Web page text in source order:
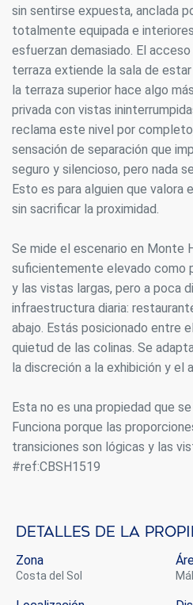
sin sentirse expuesta, anclada
totalmente equipada e
esfuerzan demasiado. El
terraza extiende la sala de
la terraza superior hace algo
privada con vistas
reclama este nivel por
sensación de separación que
seguro y silencioso, pero nada
Esto es para alguien que
sin sacrificar la proximidad.
Se mide el escenario en Monte
suficientemente elevado como
y las vistas largas, pero a poca
infraestructura diaria:
abajo. Estás posicionado entre
quietud de las colinas. Se
la discreción a la exhibición y el
Esta no es una propiedad que
Funciona porque las
transiciones son lógicas y las
#ref:CBSH1519
Detalles de la
Zona
Costa del Sol